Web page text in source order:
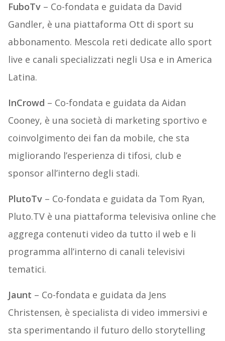
FuboTv– Co-fondata e guidata da David
Gandler, è una piattaforma Ott di sport su
abbonamento. Mescola reti dedicate allo sport
live e canali specializzati negli Usa e in America
Latina.
InCrowd – Co-fondata e guidata da Aidan
Cooney, è una società di marketing sportivo e
coinvolgimento dei fan da mobile, che sta
migliorando l’esperienza di tifosi, club e
sponsor all’interno degli stadi.
PlutoTv– Co-fondata e guidata da Tom Ryan,
Pluto.TV è una piattaforma televisiva online che
aggrega contenuti video da tutto il web e li
programma all’interno di canali televisivi
tematici.
Jaunt – Co-fondata e guidata da Jens
Christensen, è specialista di video immersivi e
sta sperimentando il futuro dello storytelling